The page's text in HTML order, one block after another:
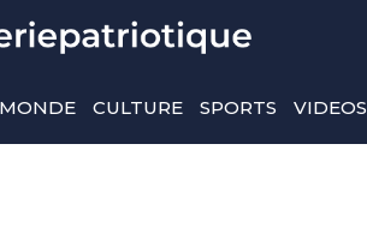
MONDE CULTURE SPORTS VIDEOS